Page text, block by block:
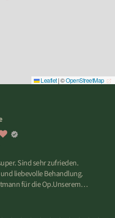
Leaflet|©OpenStreetMap
Sind sehr zufrieden.
liebevolle Behandlung.
für die Op.Unserem
gut. Dankeschön